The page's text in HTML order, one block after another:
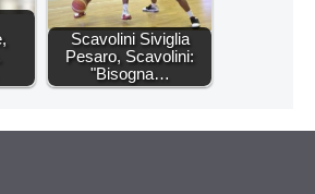
Scavolini Siviglia
Pesaro, Scavolini:
"Bisogna…